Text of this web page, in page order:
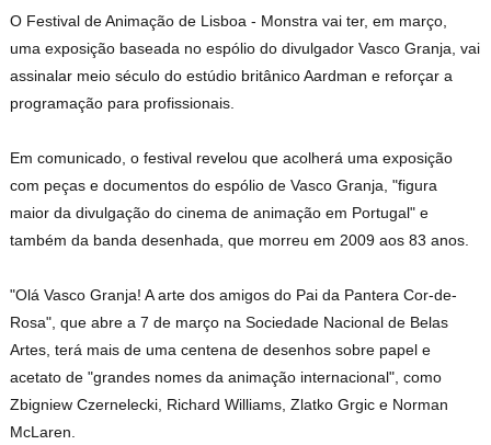
O Festival de Animação de Lisboa - Monstra vai ter, em março,
uma exposição baseada noespólio do divulgador Vasco Granja, vai
assinalar meio século do estúdio britânico Aardman e reforçar a
programação para profissionais.
Em comunicado, o festival revelou que acolherá uma exposição
com peças e documentos do espólio de Vasco Granja, "figura
maior da divulgação do cinema de animação em Portugal" e
também da banda desenhada, que morreu em 2009 aos 83 anos.
"Olá Vasco Granja! A arte dos amigos do Pai da Pantera Cor-de-
Rosa", que abre a 7 de março na Sociedade Nacional de Belas
Artes, terá mais de uma centena de desenhos sobre papel e
acetato de "grandes nomes da animação internacional", como
Zbigniew Czernelecki, Richard Williams, Zlatko Grgic e Norman
McLaren.